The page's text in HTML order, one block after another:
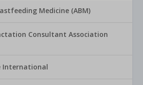
Medicine (ABM)
Consultant Association
International